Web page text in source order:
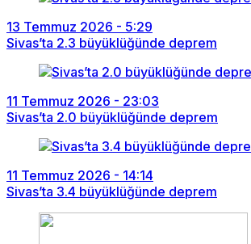
13 Temmuz 2026 - 5:29
Sivas’ta 2.3 büyüklüğünde deprem
11 Temmuz 2026 - 23:03
Sivas’ta 2.0 büyüklüğünde deprem
11 Temmuz 2026 - 14:14
Sivas’ta 3.4 büyüklüğünde deprem